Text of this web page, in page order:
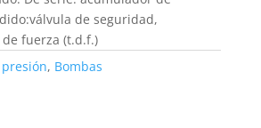
de seguridad,
fuerza (t.d.f.)
, Bombas